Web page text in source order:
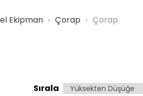
Ekipman Çorap Çorap
Sırala